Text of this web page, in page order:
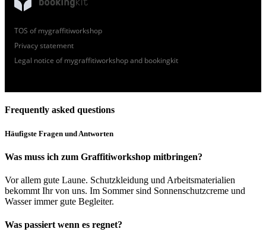
TOS of mygraffitiworkshop
Privacy statement
Legal notice of mygraffitiworkshop and bookingkit
Frequently asked questions
Häufigste Fragen und Antworten
Was muss ich zum Graffitiworkshop mitbringen?
Vor allem gute Laune. Schutzkleidung und Arbeitsmaterialien
bekommt Ihr von uns. Im Sommer sind Sonnenschutzcreme und
Wasser immer gute Begleiter.
Was passiert wenn es regnet?